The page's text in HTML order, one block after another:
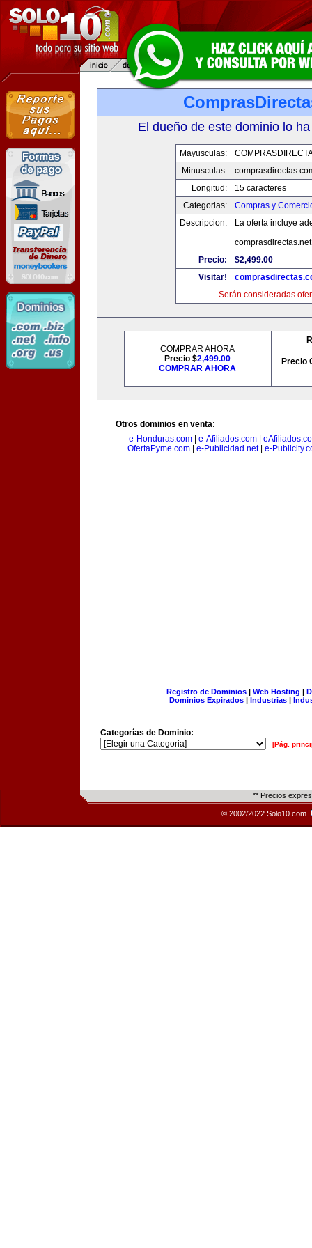
El dueño de este dominio lo
Mayusculas:
Minusculas:
Longitud:
15 caracteres
Categorias:
Compras y
Descripcion:
La oferta incluye
Precio:
$2,499.00
Visitar!
Serán consideradas
COMPRAR AHORA
Precio $2,499.00
COMPRAR AHORA
Precio
Otros dominios en venta:
e-Honduras.com| e-Afiliados.com|
OfertaPyme.com| e-Publicidad.net| e-
Registro de Dominios| Web Hosting |
Dominios Expirados | Industrias |
Categorías de Dominio:
[Pág.
** Precios
© 2002/2022 Solo10.com